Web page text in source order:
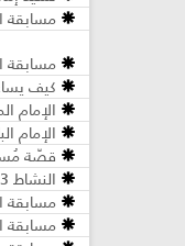
مسابقة
مسابقة
كيف
الإمام
الإمام
قصّة
النشاط 13 - الإمام المهدي (عجّل الله فرجه) يساعدنا في غيبته - مرحلة الأشبال والزهرات
مسابقة
مسابقة